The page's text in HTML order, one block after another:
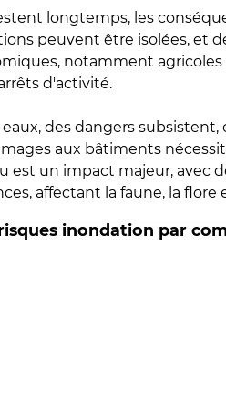
longtemps, les
peuvent être isolées, et
notamment
d'activité.
des dangers
aux bâtiments
est un impact majeur, avec
affectant la faune, la flore
inondation par